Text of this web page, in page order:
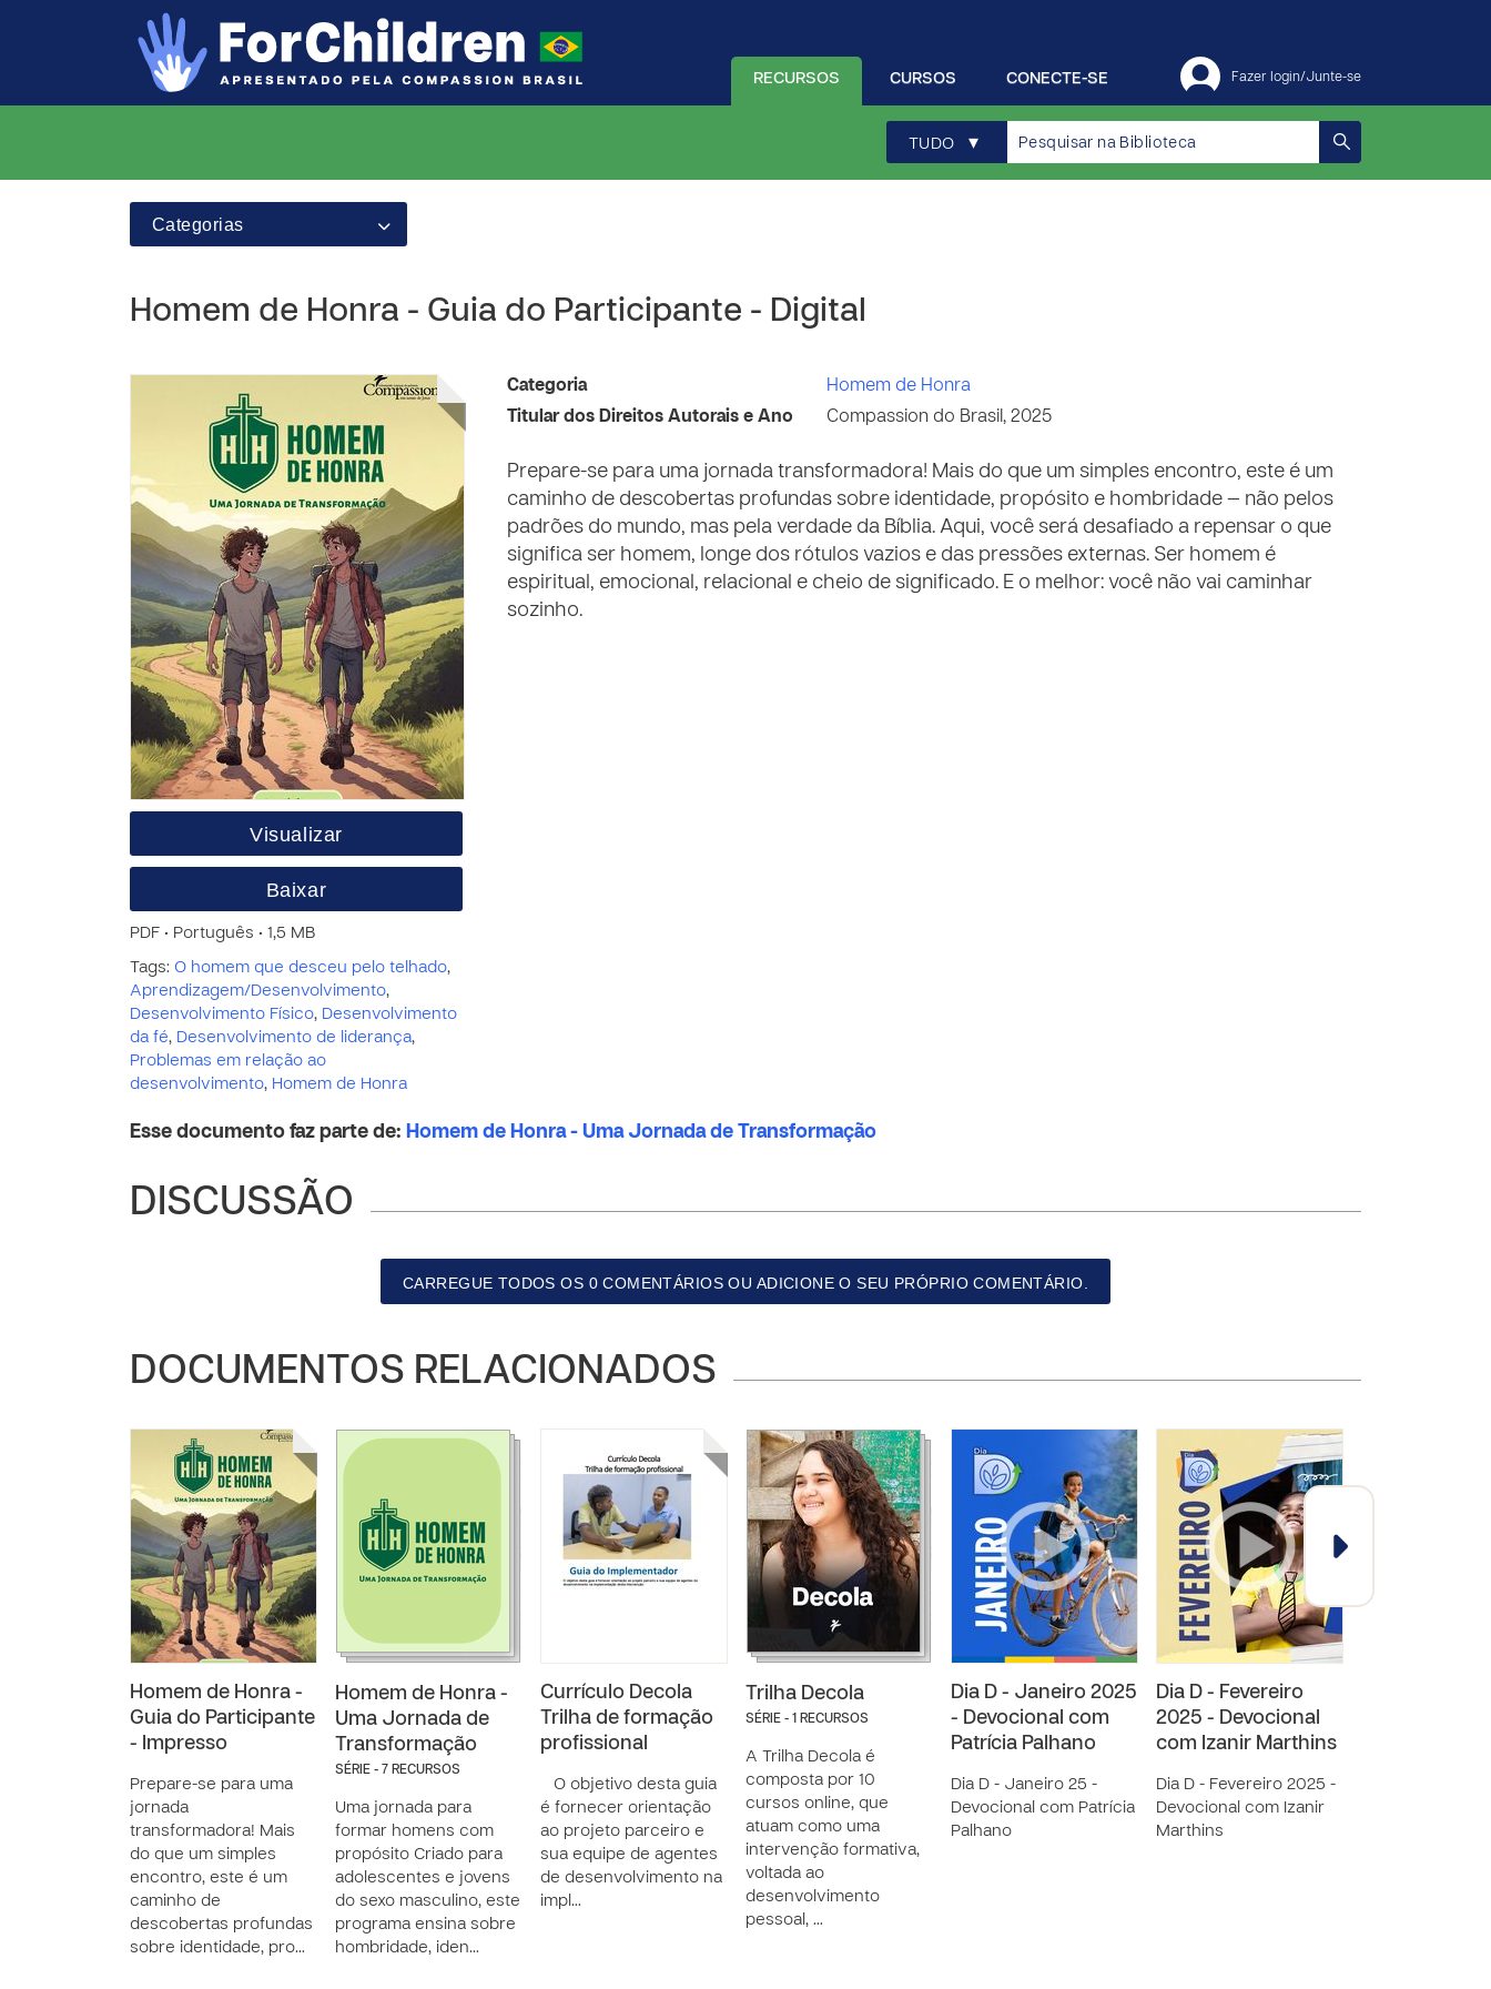
Fazer login/Junte-se
CONECTE-SE
CURSOS
RECURSOS
TUDO ▾
Categorias
Homem de Honra - Guia do Participante - Digital
Visualizar
Baixar
PDF • Português • 1,5 MB
Tags: O homem que desceu pelo telhado,
Aprendizagem/Desenvolvimento,
Desenvolvimento Físico, Desenvolvimento
da fé, Desenvolvimento de liderança,
Problemas em relação ao
desenvolvimento, Homem de Honra
Categoria
Homem de Honra
Titular dos Direitos Autorais e Ano
Compassion do Brasil, 2025
Prepare-se para uma jornada transformadora! Mais do que um simples encontro, este é um
caminho de descobertas profundas sobre identidade, propósito e hombridade — não pelos
padrões do mundo, mas pela verdade da Bíblia. Aqui, você será desafiado a repensar o que
significa ser homem, longe dos rótulos vazios e das pressões externas. Ser homem é
espiritual, emocional, relacional e cheio de significado. E o melhor: você não vai caminhar
sozinho.
Esse documento faz parte de: Homem de Honra - Uma Jornada de Transformação
DISCUSSÃO
CARREGUE TODOS OS 0 COMENTÁRIOS OU ADICIONE O SEU PRÓPRIO COMENTÁRIO.
DOCUMENTOS RELACIONADOS
Homem de Honra -
Guia do Participante
- Impresso
Prepare-se para uma
jornada
transformadora! Mais
do que um simples
encontro, este é um
caminho de
descobertas profundas
sobre identidade, pro…
Homem de Honra -
Uma Jornada de
Transformação
SÉRIE - 7 RECURSOS
Uma jornada para
formar homens com
propósito Criado para
adolescentes e jovens
do sexo masculino, este
programa ensina sobre
hombridade, iden…
Currículo Decola
Trilha de formação
profissional
O objetivo desta guia
é fornecer orientação
ao projeto parceiro e
sua equipe de agentes
de desenvolvimento na
impl…
Trilha Decola
SÉRIE - 1 RECURSOS
A Trilha Decola é
composta por 10
cursos online, que
atuam como uma
intervenção formativa,
voltada ao
desenvolvimento
pessoal, …
Dia D - Janeiro 2025
- Devocional com
Patrícia Palhano
Dia D - Janeiro 25 -
Devocional com Patrícia
Palhano
Dia D - Fevereiro
2025 - Devocional
com Izanir Marthins
Dia D - Fevereiro 2025 -
Devocional com Izanir
Marthins